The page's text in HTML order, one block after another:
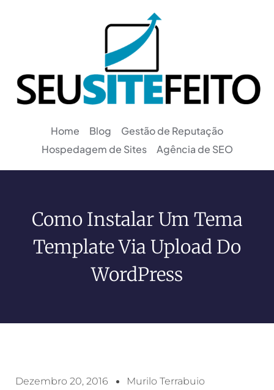
Home Blog
Gestão de Reputação
Hospedagem de Sites
Agência de SEO
Como Instalar Um Tema
Template Via Upload Do
WordPress
Dezembro 20, 2016 Murilo Terrabuio